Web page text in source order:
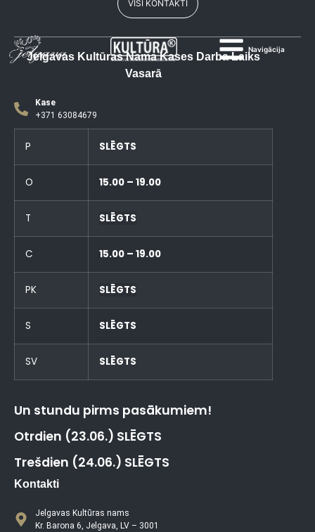
Navigācija
VISI KONTAKTI
Jelgavas Kultūras Nama Kases Darba Laiks
Vasarā
Kase
+371 63084679
P SLĒGTS
O 15.00 – 19.00
T SLĒGTS
C 15.00 – 19.00
PK SLĒGTS
S SLĒGTS
SV SLĒGTS
Un stundu pirms pasākumiem!
Otrdien (23.06.) SLĒGTS
Trešdien (24.06.) SLĒGTS
Kontakti
Jelgavas Kultūras nams
Kr. Barona 6, Jelgava, LV – 3001